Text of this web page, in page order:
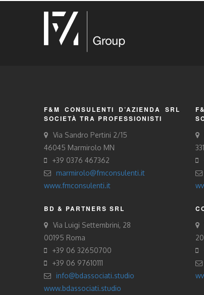
F&M CONSULENTI D’AZIENDA SRL
SOCIETÀ TRA PROFESSIONISTI
Via Sandro Pertini 2/15
46045 Marmirolo MN
+39 0376 467362
marmirolo@fmconsulenti.it
www.fmconsulenti.it
BD & PARTNERS SRL
Via Luigi Settembrini, 28
00195 Roma
+39 06 32650700
+39 06 97610111
info@bdassociati.studio
www.bdassociati.studio